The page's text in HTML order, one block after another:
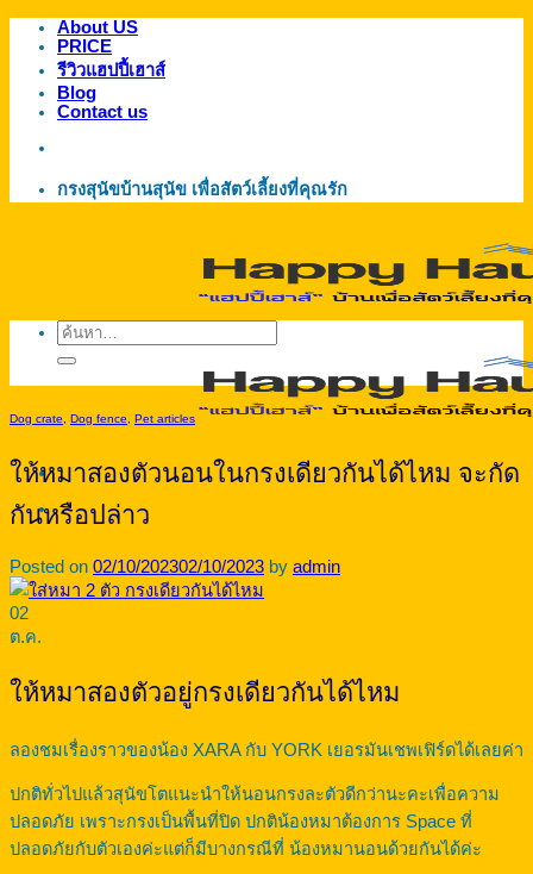
ข้าม
เนื้อหา
About US
PRICE
รีวิวแฮปปี้เฮาส์
Blog
Contact us
กรงสุนัขบ้านสุนัข เพื่อสัตว์เลี้ยงที่คุณรัก
ค้นหา:
Dog crate, Dog fence, Pet articles
ให้หมาสองตัวนอนในกรงเดียวกันได้ไหม จะกัด
กันหรือปล่าว
Posted on 02/10/202302/10/2023 by admin
02
ต.ค.
ให้หมาสองตัวอยู่กรงเดียวกันได้ไหม
ลองชมเรื่องราวของน้อง XARA กับ YORK เยอรมันเชพเฟิร์ดได้เลยค่า
ปกติทั่วไปแล้วสุนัขโตแนะนำให้นอนกรงละตัวดีกว่านะคะเพื่อความ
ปลอดภัย เพราะกรงเป็นพื้นที่ปิด ปกติน้องหมาต้องการ Space ที่
ปลอดภัยกับตัวเองค่ะแต่ก็มีบางกรณีที่ น้องหมานอนด้วยกันได้ค่ะ